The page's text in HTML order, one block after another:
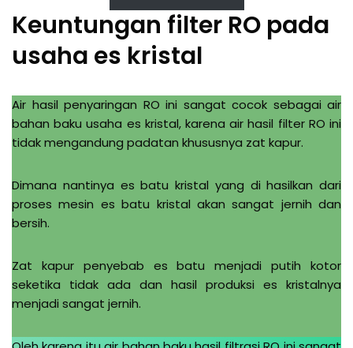
Keuntungan filter RO pada
usaha es kristal
Air hasil penyaringan RO ini sangat cocok sebagai air
bahan baku usaha es kristal, karena air hasil filter RO ini
tidak mengandung padatan khususnya zat kapur.
Dimana nantinya es batu kristal yang di hasilkan dari
proses mesin es batu kristal akan sangat jernih dan
bersih.
Zat kapur penyebab es batu menjadi putih kotor
seketika tidak ada dan hasil produksi es kristalnya
menjadi sangat jernih.